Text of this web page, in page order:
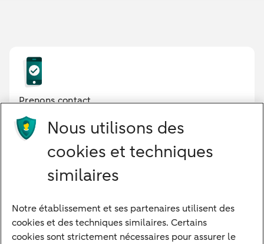
Prenons contact
Notre approche
Nos experts
Nous utilisons des
cookies et techniques
similaires
Notre établissement et ses partenaires utilisent des
cookies et des techniques similaires. Certains
cookies sont strictement nécessaires pour assurer le